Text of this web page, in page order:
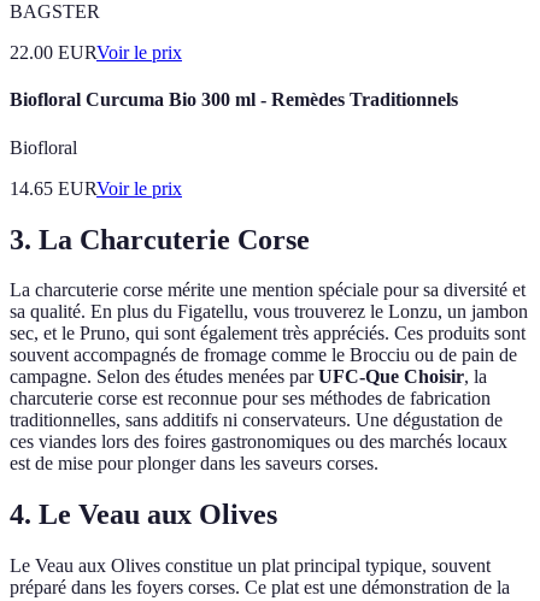
BAGSTER
22.00 EURVoir le prix
Biofloral Curcuma Bio 300 ml - Remèdes Traditionnels
Biofloral
14.65 EURVoir le prix
3. La Charcuterie Corse
La charcuterie corse mérite une mention spéciale pour sa diversité et
sa qualité. En plus du Figatellu, vous trouverez le Lonzu, un jambon
sec, et le Pruno, qui sont également très appréciés. Ces produits sont
souvent accompagnés de fromage comme le Brocciu ou de pain de
campagne. Selon des études menées parUFC-Que Choisir, la
charcuterie corse est reconnue pour ses méthodes de fabrication
traditionnelles, sans additifs ni conservateurs. Une dégustation de
ces viandes lors des foires gastronomiques ou des marchés locaux
est de mise pour plonger dans les saveurs corses.
4. Le Veau aux Olives
Le Veau aux Olives constitue un plat principal typique, souvent
préparé dans les foyers corses. Ce plat est une démonstration de la